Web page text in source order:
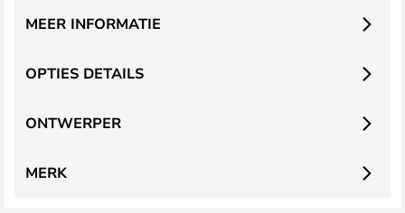
OPTIES DETAILS
MEER INFORMATIE
ONTWERPER
MERK